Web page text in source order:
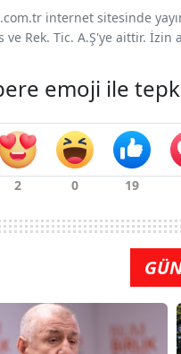
internet sitesinde
ve Rek. Tic. A.Ş'ye aittir.
emoji ile